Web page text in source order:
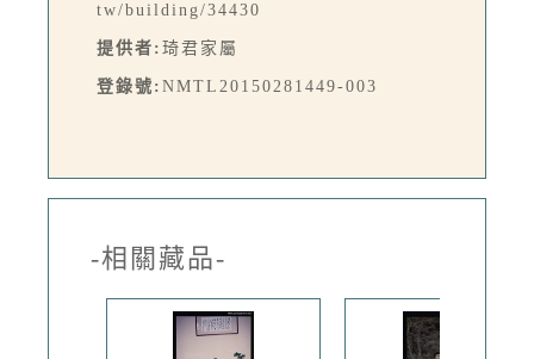
tw/building/34430
提供者: 琦君家屬
登錄號: NMTL20150281449-003
-相關藏品-